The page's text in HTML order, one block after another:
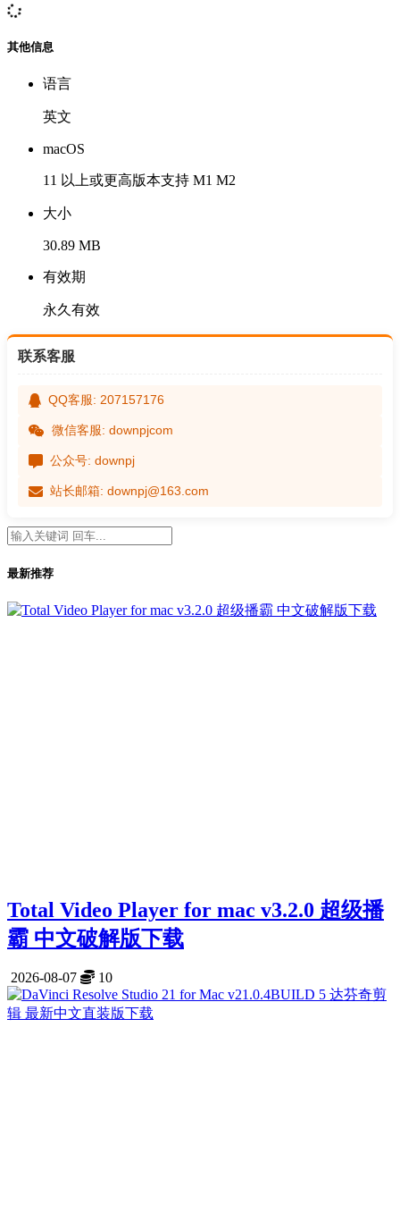
其他信息
语言
英文
macOS
11 以上或更高版本支持 M1 M2
大小
30.89 MB
有效期
永久有效
联系客服
QQ客服: 207157176
微信客服: downpjcom
公众号: downpj
站长邮箱: downpj@163.com
最新推荐
Total Video Player for mac v3.2.0 超级播
霸 中文破解版下载
2026-08-07 10